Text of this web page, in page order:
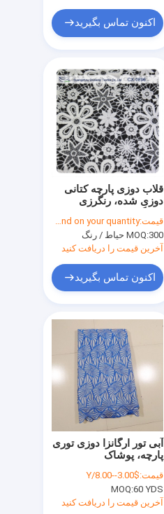
اکنون تماس بگیرید
قلاب دوزی پارچه کتانی
دوزی شده، رنگرزی
قیمت:Depend on your quantity
MOQ:300 حیاط / رنگ
آخرین قیمت را دریافت کنید
اکنون تماس بگیرید
آبی تور ارگانزا دوزی توری
پارچه، پوشاک
قیمت:$3.00--8.00/Y
MOQ:60 YDS
آخرین قیمت را دریافت کنید